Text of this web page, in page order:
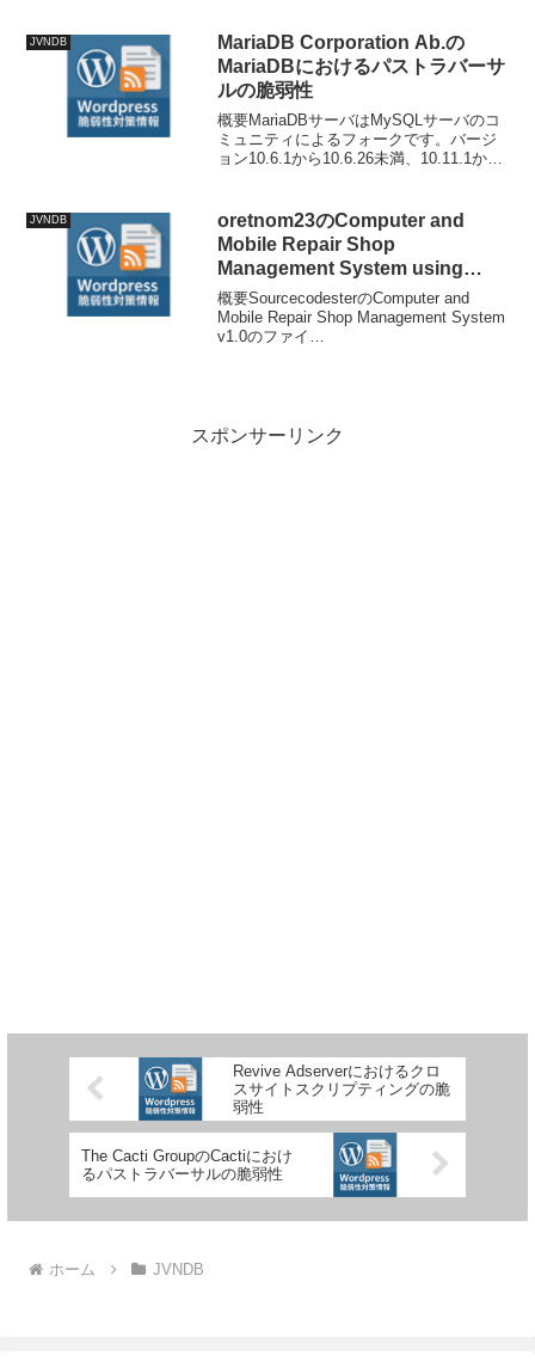
JVNDB
MariaDB Corporation Ab.の
MariaDBにおけるパストラバーサ
ルの脆弱性
概要MariaDBサーバはMySQLサーバのコ
ミュニティによるフォークです。バージ
ョン10.6.1から10.6.26未満、10.11.1から
JVNDB
oretnom23のComputer and
Mobile Repair Shop
Management System using
PHP/OOP Free Source Codeに
おけるSQL インジェクションの
脆弱性
概要SourcecodesterのComputer and
Mobile Repair Shop Management System
v1.0のファイ
スポンサーリンク
Revive Adserverにおけるクロ
スサイトスクリプティングの脆
弱性
The Cacti GroupのCactiにおけ
るパストラバーサルの脆弱性
ホーム JVNDB